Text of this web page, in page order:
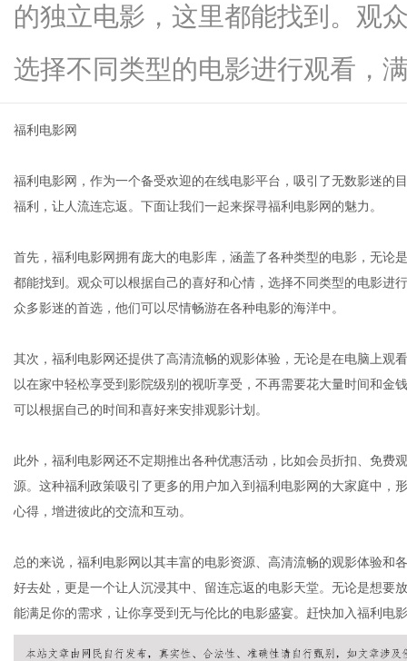
的独立电影，这里都能找到。观
选择不同类型的电影进行观看，
福利电影网
福利电影网，作为一个备受欢迎的在线电影平台，吸引了无数影迷的
福利，让人流连忘返。下面让我们一起来探寻福利电影网的魅力。
首先，福利电影网拥有庞大的电影库，涵盖了各种类型的电影，无论
都能找到。观众可以根据自己的喜好和心情，选择不同类型的电影进
众多影迷的首选，他们可以尽情畅游在各种电影的海洋中。
其次，福利电影网还提供了高清流畅的观影体验，无论是在电脑上观
以在家中轻松享受到影院级别的视听享受，不再需要花大量时间和金
可以根据自己的时间和喜好来安排观影计划。
此外，福利电影网还不定期推出各种优惠活动，比如会员折扣、免费
源。这种福利政策吸引了更多的用户加入到福利电影网的大家庭中，
心得，增进彼此的交流和互动。
总的来说，福利电影网以其丰富的电影资源、高清流畅的观影体验和
好去处，更是一个让人沉浸其中、留连忘返的电影天堂。无论是想要
能满足你的需求，让你享受到无与伦比的电影盛宴。赶快加入福利电